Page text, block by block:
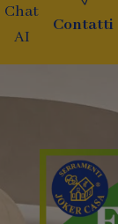
Chat
AI
Contatti
di